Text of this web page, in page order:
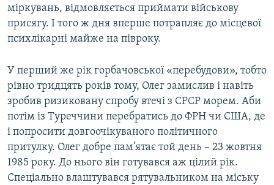
міркувань, відмовляється приймати військову
присягу. І того ж дня вперше потрапляє до місцевої
психлікарні майже на півроку.
У перший же рік горбачовської «перебудови», тобто
рівно тридцять років тому, Олег замислив і навіть
зробив ризиковану спробу втечі з СРСР морем. Аби
потім із Туреччини перебратись до ФРН чи США, де
і попросити довгоочікуваного політичного
притулку. Олег добре пам’ятає той день – 23 жовтня
1985 року. До нього він готувався аж цілий рік.
Спеціально влаштувався рятувальником на міську